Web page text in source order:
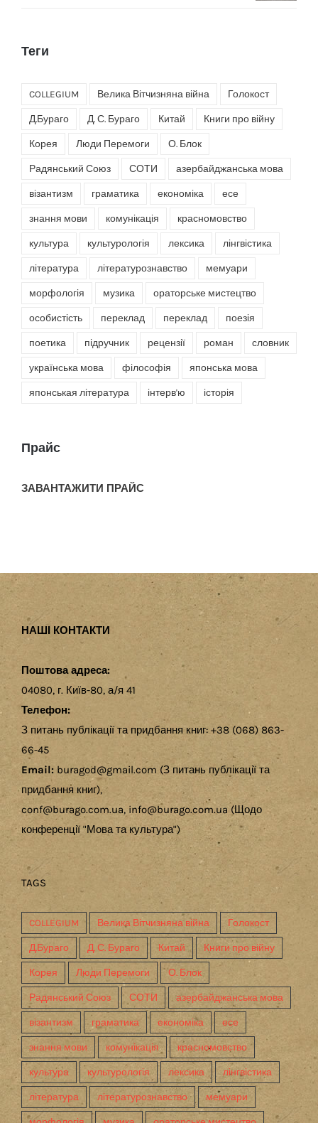
Теги
COLLEGIUM Велика Вітчизняна війна Голокост
Д.Бураго Д. С. Бураго Китай Книги про війну
Корея Люди Перемоги О. Блок
Радянський Союз СОТИ азербайджанська мова
візантизм граматика економіка есе
знання мови комунікація красномовство
культура культурологія лексика лінгвістика
література літературознавство мемуари
морфологія музика ораторське мистецтво
особистість переклад переклад поезія
поетика підручник рецензії роман словник
українська мова філософія японська мова
японськая література інтерв'ю історія
Прайс
ЗАВАНТАЖИТИ ПРАЙС
НАШІ КОНТАКТИ
Поштова адреса:
04080, г. Київ-80, а/я 41
Телефон:
З питань публікації та придбання книг: +38 (068) 863-
66-45
Email: buragod@gmail.com (З питань публікації та
придбання книг),
conf@burago.com.ua, info@burago.com.ua (Щодо
конференції "Мова та культура")
TAGS
COLLEGIUM Велика Вітчизняна війна Голокост
Д.Бураго Д. С. Бураго Китай Книги про війну
Корея Люди Перемоги О. Блок
Радянський Союз СОТИ азербайджанська мова
візантизм граматика економіка есе
знання мови комунікація красномовство
культура культурологія лексика лінгвістика
література літературознавство мемуари